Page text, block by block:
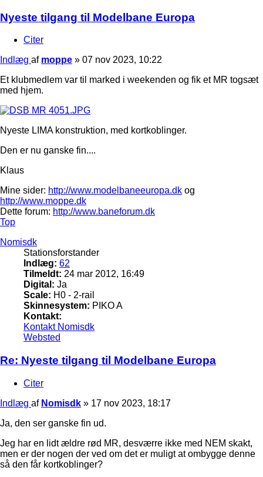
Nyeste tilgang til Modelbane Europa
Citer
Indlæg af moppe » 07 nov 2023, 10:22
Et klubmedlem var til marked i weekenden og fik et MR togsæt
med hjem.
Nyeste LIMA konstruktion, med kortkoblinger.
Den er nu ganske fin....
Klaus
Mine sider: http://www.modelbaneeuropa.dk og
http://www.moppe.dk
Dette forum: http://www.baneforum.dk
Top
Nomisdk
Stationsforstander
Indlæg: 62
Tilmeldt: 24 mar 2012, 16:49
Digital: Ja
Scale: H0 - 2-rail
Skinnesystem: PIKO A
Kontakt:
Kontakt Nomisdk
Websted
Re: Nyeste tilgang til Modelbane Europa
Citer
Indlæg af Nomisdk » 17 nov 2023, 18:17
Ja, den ser ganske fin ud.
Jeg har en lidt ældre rød MR, desværre ikke med NEM skakt,
men er der nogen der ved om det er muligt at ombygge denne
så den får kortkoblinger?